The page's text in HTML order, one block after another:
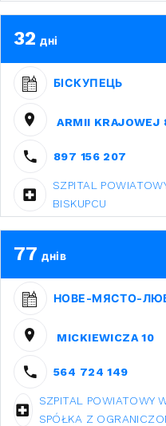
32 дні
БІСКУПЕЦЬ
ARMII KRAJOWEJ
897 156 207
SZPITAL
BISKUPCU
77 днів
НОВЕ-МЯСТО-
MICKIEWICZA 10
564 724 149
SZPITAL POWIATOWY
SPÓŁKA Z